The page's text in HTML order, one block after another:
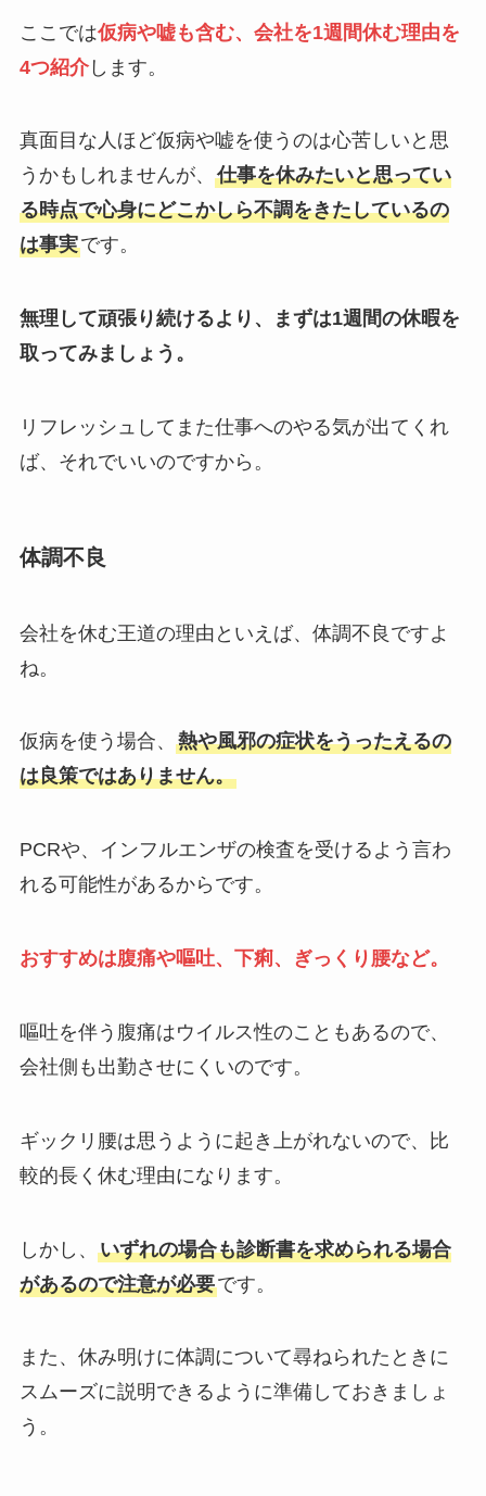
ここでは仮病や嘘も含む、会社を1週間休む理由を
4つ紹介します。
真面目な人ほど仮病や嘘を使うのは心苦しいと思
うかもしれませんが、 仕事を休みたいと思ってい
る時点で心身にどこかしら不調をきたしているの
は事実です。
無理して頑張り続けるより、まずは1週間の休暇を
取ってみましょう。
リフレッシュしてまた仕事へのやる気が出てくれ
ば、それでいいのですから。
体調不良
会社を休む王道の理由といえば、体調不良ですよ
ね。
仮病を使う場合、 熱や風邪の症状をうったえるの
は良策ではありません。
PCRや、インフルエンザの検査を受けるよう言わ
れる可能性があるからです。
おすすめは腹痛や嘔吐、下痢、ぎっくり腰など。
嘔吐を伴う腹痛はウイルス性のこともあるので、
会社側も出勤させにくいのです。
ギックリ腰は思うように起き上がれないので、比
較的長く休む理由になります。
しかし、 いずれの場合も診断書を求められる場合
があるので注意が必要です。
また、休み明けに体調について尋ねられたときに
スムーズに説明できるように準備しておきましょ
う。